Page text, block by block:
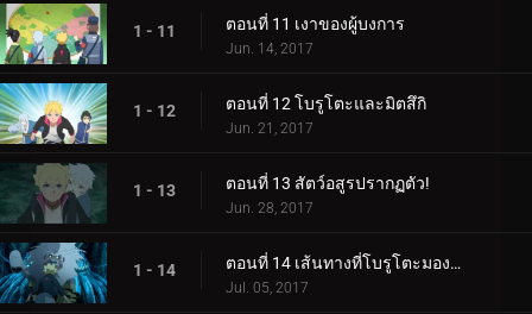
1 - 11 ตอนที่ 11 เงาของผู้บงการ
Jun. 14, 2017
1 - 12 ตอนที่ 12 โบรูโตะและมิตสึกิ
Jun. 21, 2017
1 - 13 ตอนที่ 13 สัตว์อสูรปรากฏตัว!
Jun. 28, 2017
1 - 14 ตอนที่ 14 เส้นทางที่โบรูโตะมองเห็น
Jul. 05, 2017